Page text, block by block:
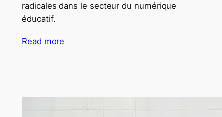
radicales dans le secteur du numérique
éducatif.
Read more